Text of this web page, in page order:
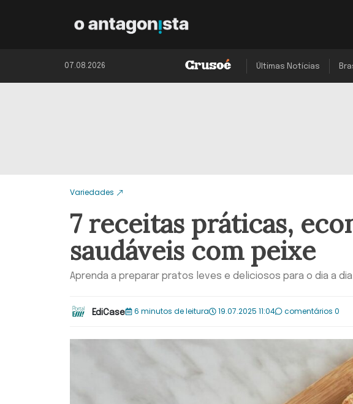
07.08.2026 Últimas Notícias
Variedades
7 receitas práticas,
saudáveis com peixe
Aprenda a preparar pratos leves e deliciosos para o dia a dia
EdiCase 6 minutos de leitura 19.07.2025 11:04 comentários 0